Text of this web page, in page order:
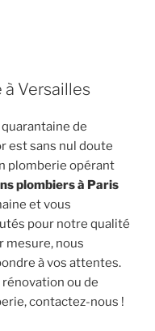
Versailles
quarantaine de
est sans nul doute
plomberie opérant
plombiers à Paris
et vous
pour notre qualité
mesure, nous
à vos attentes.
rénovation ou de
contactez-nous !